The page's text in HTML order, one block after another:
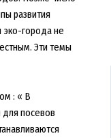
развития
эко-города не
Эти темы
: « В
для посевов